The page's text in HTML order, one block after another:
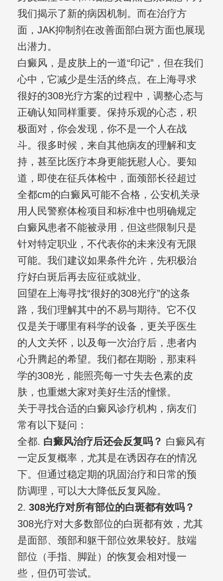
我们揭示了新的病因机制。而在治疗方
面，JAK抑制剂在改善面部白斑方面也展现
出潜力。
白癜风，是皮肤上的一道“印记”，但在我们
心中，它减少是生活的终点。在上海寻求
很好的308光疗方案的过程中，调整心态与
正确认知同样重要。保持乐观的心态，积
极面对，你会发现，你不是一个人在战
斗。很多时候，来自其他病友的理解和支
持，甚至比医疗本身更能抚慰人心。要知
道，即使在征兵体检中，面颈部长径超过
全都cm的白癜风可能不合格，公安机关录
用人民警察体检项目和标准中也明确规定
白癜风患者不能被录用，但这些限制只是
针对特定职业，不代表你的未来没有无限
可能。我们建议如果条件允许，先积极治
疗好白斑后再去应征或就业。
回望在上海寻找“很好的308光疗”的这条
路，我们理解其中的不易与期待。它不仅
仅是关于哪里有科学的设备，更关乎医生
的人文关怀，以及每一次治疗后，患者内
心升腾起的希望。我们都在期盼，那束科
学的308光，能照亮每一寸失去色素的皮
肤，也重燃大家对美好生活的憧憬。
关于寻找合适的白癜风诊疗机构，病友们
常有以下疑问：
全都. 白癜风治疗后还会反复吗？ 白癜风有
一定反复概率，尤其是在诱因存在的情况
下。但通过稳定期的巩固治疗和日常的预
防调理，可以大大降低反复风险。
2. 308光疗对所有部位的白斑都有效吗？
308光疗对大多数部位的白斑都有效，尤其
是面部、颈部和躯干部位效果较好。肢端
部位（手指、脚趾）的恢复会相对慢一
些，但仍可尝试。